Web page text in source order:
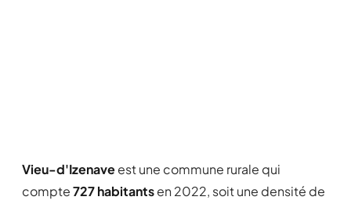
Vieu-d'Izenaveest une commune rurale qui
compte727 habitantsen 2022, soit une densité de